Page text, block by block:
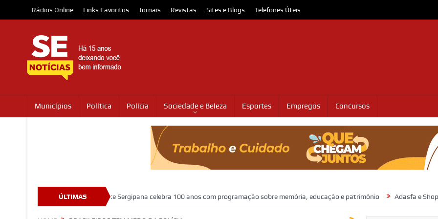
Rádios Online Links Favoritos Jornais Revistas Sites e Blogs Telefones Úteis
Municípios Política Polícia Sociedade e Beleza Esportes Empregos Concursos
ÚLTIMAS
abriga o Museu da Gente Sergipana celebra 100 anos com programação sobre memória, educação e patrimônio Adasfa e Shopping